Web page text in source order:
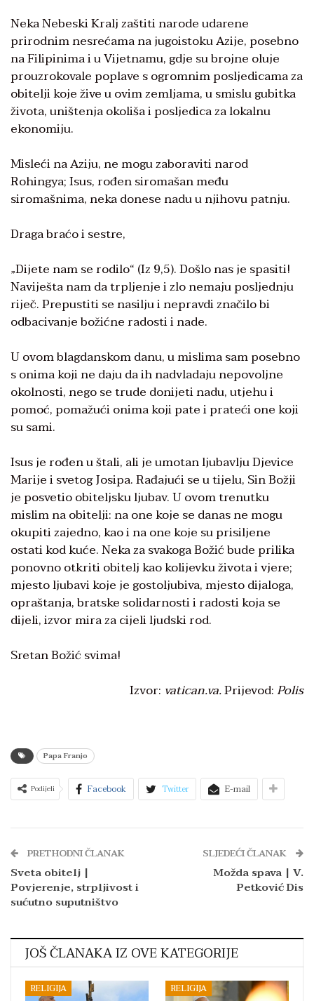
Neka Nebeski Kralj zaštiti narode udarene
prirodnim nesrećama na jugoistoku Azije, posebno
na Filipinima i u Vijetnamu, gdje su brojne oluje
prouzrokovale poplave s ogromnim posljedicama za
obitelji koje žive u ovim zemljama, u smislu gubitka
života, uništenja okoliša i posljedica za lokalnu
ekonomiju.
Misleći na Aziju, ne mogu zaboraviti narod
Rohingya; Isus, rođen siromašan među
siromašnima, neka donese nadu u njihovu patnju.
Draga braćo i sestre,
„Dijete nam se rodilo“ (Iz 9,5). Došlo nas je spasiti!
Naviješta nam da trpljenje i zlo nemaju posljednju
riječ. Prepustiti se nasilju i nepravdi značilo bi
odbacivanje božićne radosti i nade.
U ovom blagdanskom danu, u mislima sam posebno
s onima koji ne daju da ih nadvladaju nepovoljne
okolnosti, nego se trude donijeti nadu, utjehu i
pomoć, pomažući onima koji pate i prateći one koji
su sami.
Isus je rođen u štali, ali je umotan ljubavlju Djevice
Marije i svetog Josipa. Rađajući se u tijelu, Sin Božji
je posvetio obiteljsku ljubav. U ovom trenutku
mislim na obitelji: na one koje se danas ne mogu
okupiti zajedno, kao i na one koje su prisiljene
ostati kod kuće. Neka za svakoga Božić bude prilika
ponovno otkriti obitelj kao kolijevku života i vjere;
mjesto ljubavi koje je gostoljubiva, mjesto dijaloga,
opraštanja, bratske solidarnosti i radosti koja se
dijeli, izvor mira za cijeli ljudski rod.
Sretan Božić svima!
Izvor: vatican.va.Prijevod:Polis
Papa Franjo
Podijeli Facebook Twitter E-mail
PRETHODNI ČLANAK
Sveta obitelj |
Povjerenje, strpljivost i
sućutno suputništvo
SLJEDEĆI ČLANAK
Možda spava | V.
Petković Dis
JOŠ ČLANAKA IZ OVE KATEGORIJE
RELIGIJA RELIGIJA